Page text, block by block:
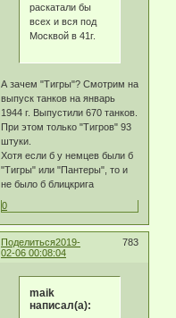
раскатали бы
всех и вся под
Москвой в 41г.
А зачем "Тигры"? Смотрим на
выпуск танков на январь
1944 г. Выпустили 670 танков.
При этом только "Тигров" 93
штуки.
Хотя если б у немцев были б
"Тигры" или "Пантеры", то и
не было б блицкрига
0
Поделиться 783
2019-
02-06 00:08:04
maik
написал(а):